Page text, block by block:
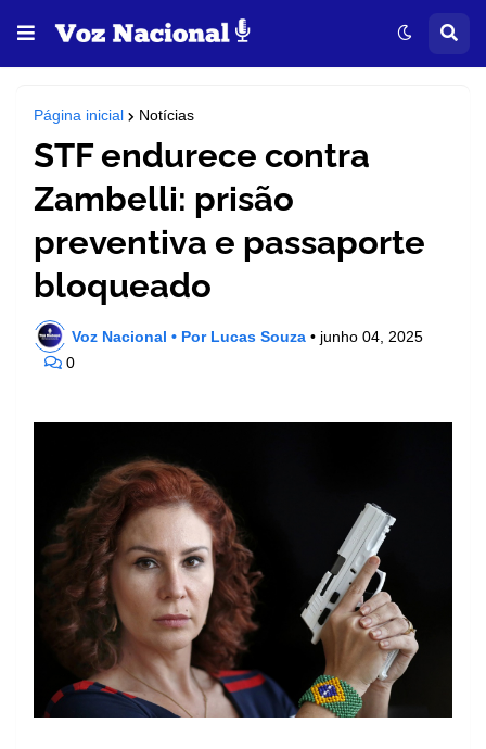
Página inicial Notícias
STF endurece contra
Zambelli: prisão
preventiva e passaporte
bloqueado
Voz Nacional • Por Lucas Souza • junho 04, 2025
0